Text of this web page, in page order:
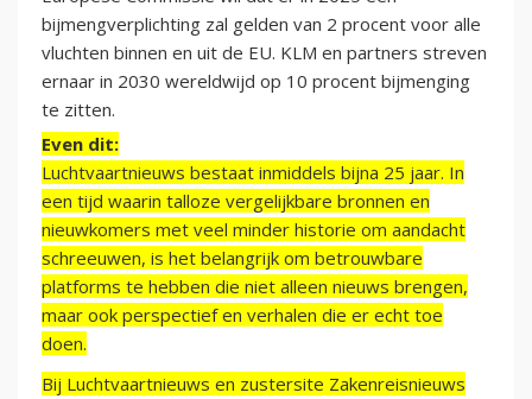
bijmengverplichting zal gelden van 2 procent voor alle
vluchten binnen en uit de EU. KLM en partners streven
ernaar in 2030 wereldwijd op 10 procent bijmenging
te zitten.
Even dit:
Luchtvaartnieuws bestaat inmiddels bijna 25 jaar. In
een tijd waarin talloze vergelijkbare bronnen en
nieuwkomers met veel minder historie om aandacht
schreeuwen, is het belangrijk om betrouwbare
platforms te hebben die niet alleen nieuws brengen,
maar ook perspectief en verhalen die er echt toe
doen.
Bij Luchtvaartnieuws en zustersite Zakenreisnieuws